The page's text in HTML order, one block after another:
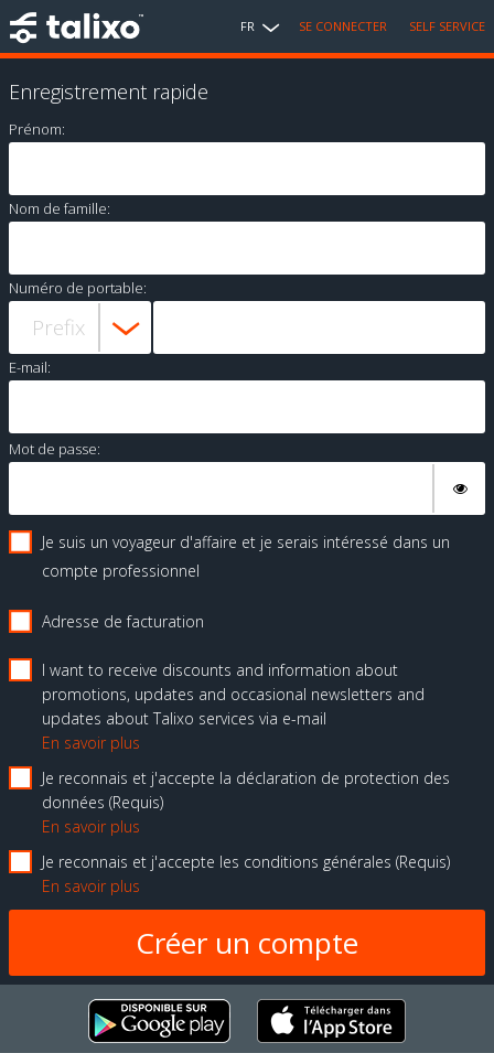
FR SE CONNECTER SELF SERVICE
Enregistrement rapide
Prénom:
Nom de famille:
Numéro de portable:
E-mail:
Mot de passe:
Je suis un voyageur d'affaire et je serais intéressé dans un
compte professionnel
Adresse de facturation
I want to receive discounts and information about
promotions, updates and occasional newsletters and
updates about Talixo services via e-mail
En savoir plus
Je reconnais et j'accepte la déclaration de protection des
données Requis
En savoir plus
Je reconnais et j'accepte les conditions générales Requis
En savoir plus